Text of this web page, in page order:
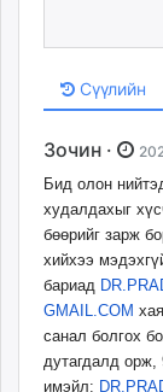
Сүүлийн
Зочин ·
Бид олон
худалдахыг
бөөрийг зарж
хийхээ
бариад
GMAIL.COM
санал болгох
дутагдалд орж,
имэйл: